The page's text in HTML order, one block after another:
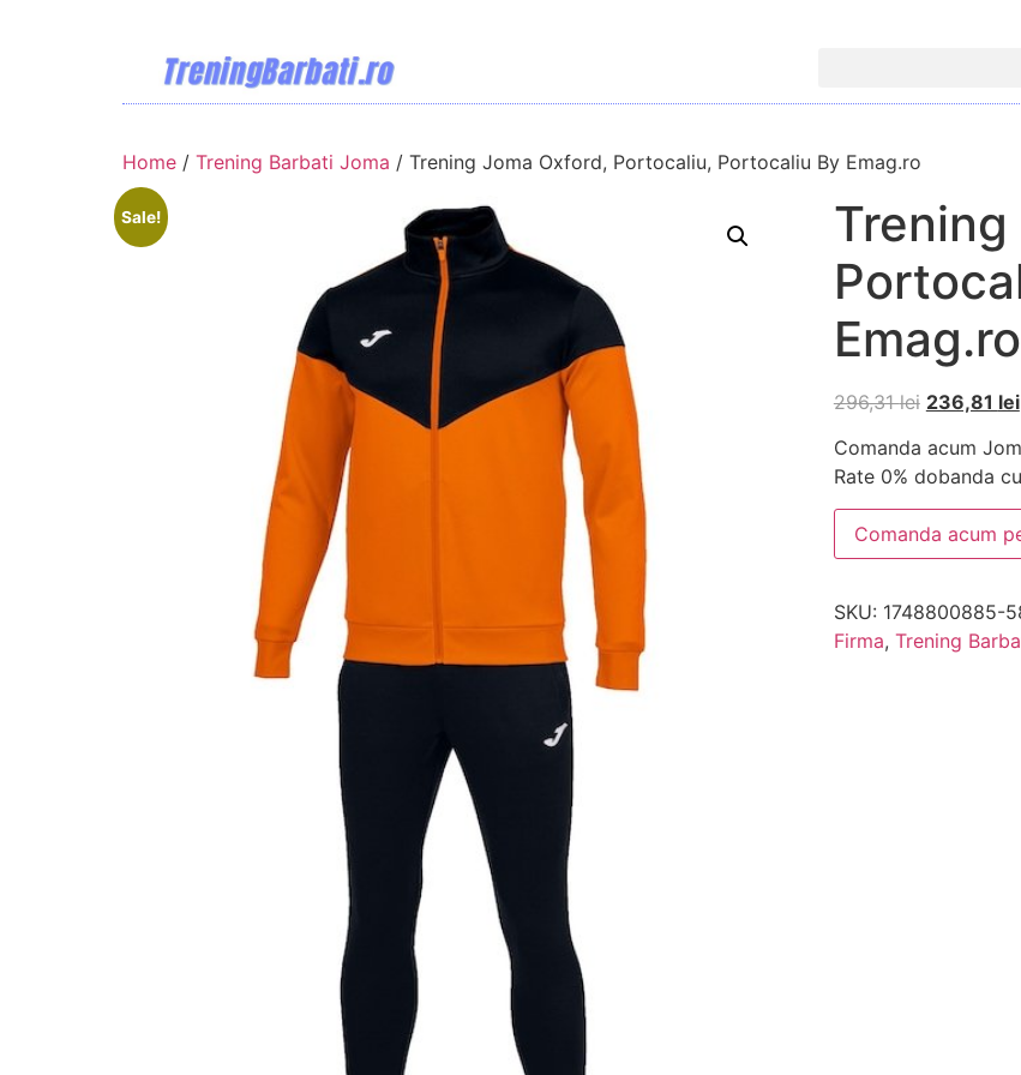
Home / Trening Barbati Joma / Trening Joma Oxford, Portocaliu, Portocaliu By Emag.ro
Sale!
Emag.ro
296,31lei 236,81 lei
Comanda acum
Rate 0% dobanda
Comanda acum
SKU: 1748800885-
Firma, Trening